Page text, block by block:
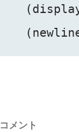
コメント